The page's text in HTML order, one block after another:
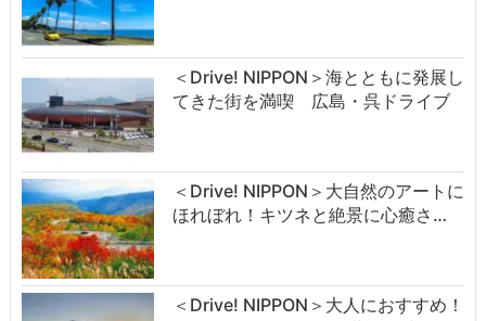
＜Drive! NIPPON＞海とともに発展し
てきた街を満喫 広島・呉ドライブ
＜Drive! NIPPON＞大自然のアートに
ほれぼれ！キツネと絶景に心癒さ…
＜Drive! NIPPON＞大人におすすめ！